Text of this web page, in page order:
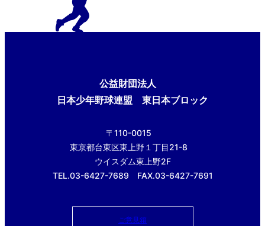
公益財団法人
日本少年野球連盟 東日本ブロック
〒110-0015
東京都台東区東上野１丁目21-8
ウイスダム東上野2F
TEL.03-6427-7689 FAX.03-6427-7691
ご意見箱